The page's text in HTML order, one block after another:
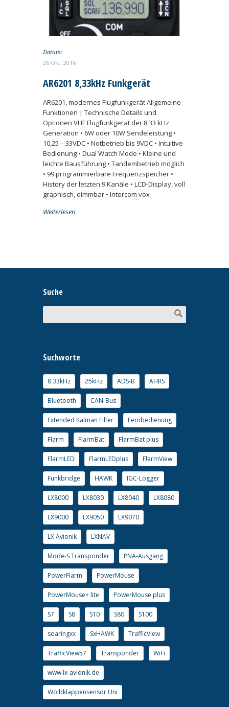
Datum:
26 Okt. 2016
AR6201 8,33kHz Funkgerät
AR6201, modernes Flugfunkgerät Allgemeine
Funktionen | Technische Details und
Optionen VHF Flugfunkgerät der 8,33 kHz
Generation • 6W oder 10W Sendeleistung •
10,25 – 33VDC • Notbetrieb bis 9VDC • Intuitive
Bedienung • Dual Watch Mode • Kleine und
leichte Bausführung • Tandembetrieb möglich
• 99 programmierbare Frequenzspeicher •
History der letzten 9 Kanäle • LCD-Display, voll
graphisch, dimmbar • Intercom vox
Weiterlesen
Suche
Suchworte
8.33kHz 25kHz ADS-B AHRS
Bluetooth CAN-Bus
Extended Kalman Filter Fernbedienung
Flarm FlarmBat FlarmBat plus
FlarmLED FlarmLEDplus FlarmView
Funkbridge HAWK IGC-Logger
LX8000 LX8030 LX8040 LX8080
LX9000 LX9050 LX9070
LX Avionik LXNAV
Mode-S Transponder PNA-Ausgang
PowerFlarm PowerMouse
PowerMouse+ lite PowerMouse plus
S7 S8 S10 S80 S100
soaringxx SxHAWK TrafficView
TrafficView57 Transponder WiFi
www.lx-avionik.de
Wölbklappensensor Uni